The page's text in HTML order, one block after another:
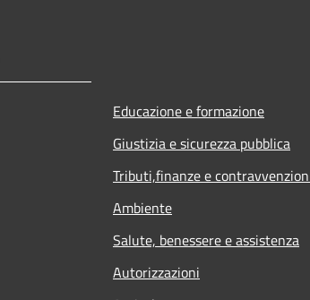
Educazione e formazione
Giustizia e sicurezza pubblica
Tributi,finanze e
Ambiente
Salute, benessere e assistenza
Autorizzazioni